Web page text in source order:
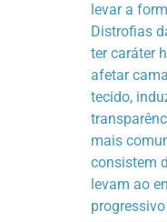
levar a
Distrofias
ter caráter
afetar
tecido,
mais
consistem
levam ao